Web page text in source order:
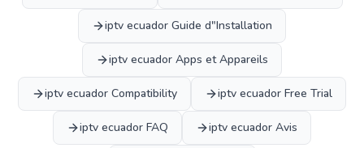
iptv ecuador Guide d"Installation
iptv ecuador Apps et Appareils
iptv ecuador Compatibility iptv ecuador Free Trial
iptv ecuador FAQ iptv ecuador Avis